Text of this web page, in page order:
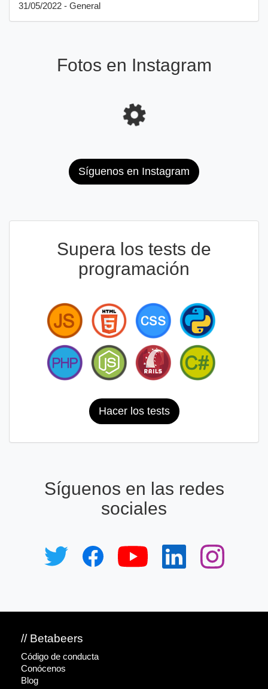
31/05/2022 - General
Fotos en Instagram
Síguenos en Instagram
Supera los tests de
programación
Hacer los tests
Síguenos en las redes
sociales
// Betabeers
Código de conducta
Conócenos
Blog